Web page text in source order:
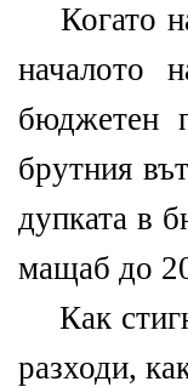
Когато
началото
бюджетен
брутния
дупката в
мащаб до
Как
разходи,